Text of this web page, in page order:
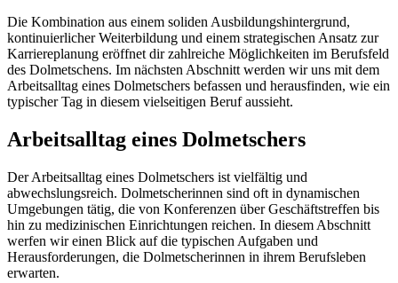
Die Kombination aus einem soliden Ausbildungshintergrund,
kontinuierlicher Weiterbildung und einem strategischen Ansatz zur
Karriereplanung eröffnet dir zahlreiche Möglichkeiten im Berufsfeld
des Dolmetschens. Im nächsten Abschnitt werden wir uns mit dem
Arbeitsalltag eines Dolmetschers befassen und herausfinden, wie ein
typischer Tag in diesem vielseitigen Beruf aussieht.
Arbeitsalltag eines Dolmetschers
Der Arbeitsalltag eines Dolmetschers ist vielfältig und
abwechslungsreich. Dolmetscherinnen sind oft in dynamischen
Umgebungen tätig, die von Konferenzen über Geschäftstreffen bis
hin zu medizinischen Einrichtungen reichen. In diesem Abschnitt
werfen wir einen Blick auf die typischen Aufgaben und
Herausforderungen, die Dolmetscherinnen in ihrem Berufsleben
erwarten.